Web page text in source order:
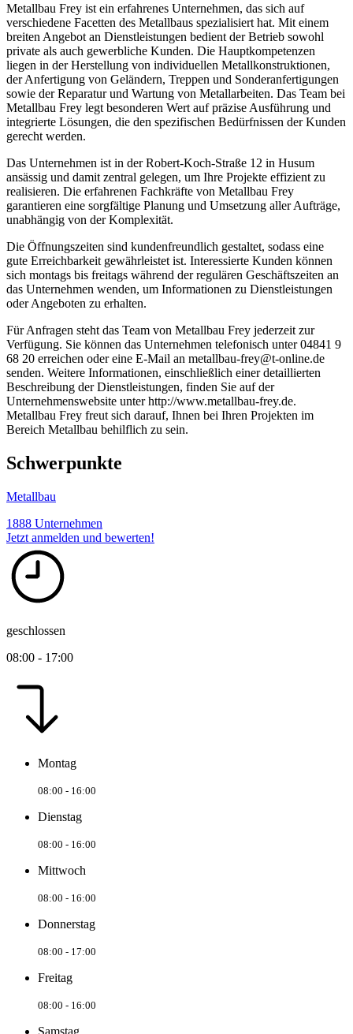
Metallbau Frey ist ein erfahrenes Unternehmen, das sich auf
verschiedene Facetten des Metallbaus spezialisiert hat. Mit einem
breiten Angebot an Dienstleistungen bedient der Betrieb sowohl
private als auch gewerbliche Kunden. Die Hauptkompetenzen
liegen in der Herstellung von individuellen Metallkonstruktionen,
der Anfertigung von Geländern, Treppen und Sonderanfertigungen
sowie der Reparatur und Wartung von Metallarbeiten. Das Team bei
Metallbau Frey legt besonderen Wert auf präzise Ausführung und
integrierte Lösungen, die den spezifischen Bedürfnissen der Kunden
gerecht werden.
Das Unternehmen ist in der Robert-Koch-Straße 12 in Husum
ansässig und damit zentral gelegen, um Ihre Projekte effizient zu
realisieren. Die erfahrenen Fachkräfte von Metallbau Frey
garantieren eine sorgfältige Planung und Umsetzung aller Aufträge,
unabhängig von der Komplexität.
Die Öffnungszeiten sind kundenfreundlich gestaltet, sodass eine
gute Erreichbarkeit gewährleistet ist. Interessierte Kunden können
sich montags bis freitags während der regulären Geschäftszeiten an
das Unternehmen wenden, um Informationen zu Dienstleistungen
oder Angeboten zu erhalten.
Für Anfragen steht das Team von Metallbau Frey jederzeit zur
Verfügung. Sie können das Unternehmen telefonisch unter 04841 9
68 20 erreichen oder eine E-Mail an metallbau-frey@t-online.de
senden. Weitere Informationen, einschließlich einer detaillierten
Beschreibung der Dienstleistungen, finden Sie auf der
Unternehmenswebsite unter http://www.metallbau-frey.de.
Metallbau Frey freut sich darauf, Ihnen bei Ihren Projekten im
Bereich Metallbau behilflich zu sein.
Schwerpunkte
Metallbau
1888 Unternehmen
Jetzt anmelden und bewerten!
geschlossen
08:00 - 17:00
Montag
08:00 - 16:00
Dienstag
08:00 - 16:00
Mittwoch
08:00 - 16:00
Donnerstag
08:00 - 17:00
Freitag
08:00 - 16:00
Samstag